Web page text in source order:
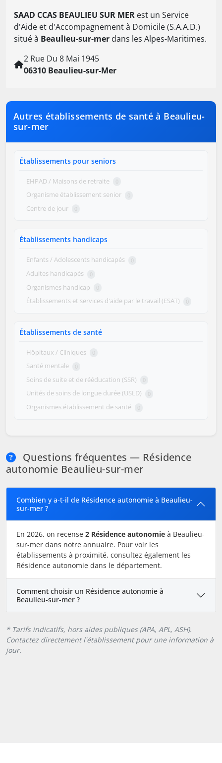
SAAD CCAS BEAULIEU SUR MER est un Service
d'Aide et d'Accompagnement à Domicile (S.A.A.D.)
situé à Beaulieu-sur-mer dans les Alpes-Maritimes.
2 Rue Du 8 Mai 1945
06310 Beaulieu-sur-Mer
Autres établissements de santé à Beaulieu-
sur-mer
Établissements pour seniors
EHPAD / Maisons de retraite 0
Organisme établissement senior 0
Centre de jour 0
Établissements handicaps
Enfants / Adolescents handicapés 0
Adultes handicapés 0
Organismes handicap 0
Établissements et services d'aide par le travail (ESAT) 0
Établissements de santé
Hôpitaux / Cliniques 0
Santé mentale 0
Soins de suite et de rééducation (SSR) 0
Unités de soins de longue durée (USLD) 0
Organismes établissement de santé 0
Questions fréquentes — Résidence
autonomie Beaulieu-sur-mer
Combien y a-t-il de Résidence autonomie à Beaulieu-
sur-mer ?
En 2026, on recense 2 Résidence autonomie à Beaulieu-
sur-mer dans notre annuaire. Pour voir les
établissements à proximité, consultez également les
Résidence autonomie dans le département.
Comment choisir un Résidence autonomie à
Beaulieu-sur-mer ?
* Tarifs indicatifs, hors aides publiques (APA, APL, ASH).
Contactez directement l'établissement pour une information à
jour.